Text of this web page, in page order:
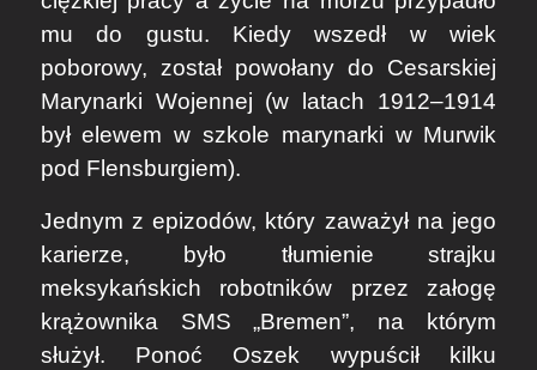
mu do gustu. Kiedy wszedł w wiek
poborowy, został powołany do Cesarskiej
Marynarki Wojennej (w latach 1912–1914
był elewem w szkole marynarki w Murwik
pod Flensburgiem).
Jednym z epizodów, który zaważył na jego
karierze, było tłumienie strajku
meksykańskich robotników przez załogę
krążownika SMS „Bremen”, na którym
służył. Ponoć Oszek wypuścił kilku